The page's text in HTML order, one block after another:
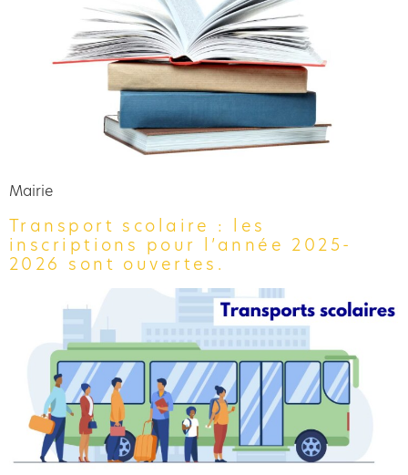
Mairie
Transport scolaire : les
inscriptions pour l’année 2025-
2026 sont ouvertes.